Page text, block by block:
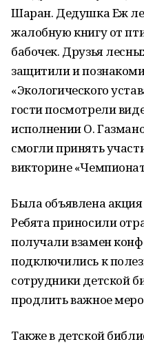
Шаран. Дедушка Еж
жалобную книгу от
бабочек. Друзья
защитили и
«Экологического
гости посмотрели
исполнении О.
смогли принять
викторине
Была объявлена акция
Ребята приносили
получали взамен
подключились к
сотрудники детской
продлить важное
Также в детской